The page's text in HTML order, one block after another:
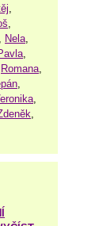
Nela
Romana